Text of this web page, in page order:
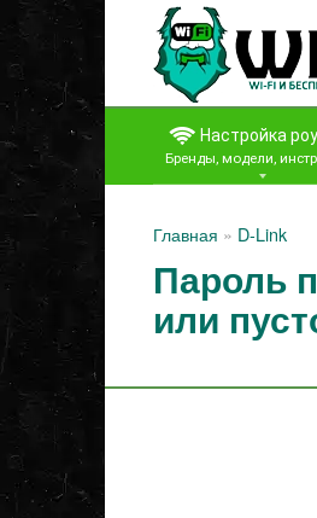
Перейти
контенту
Настройка
Бренды, модели,
Главная » D-Link
Пароль
или